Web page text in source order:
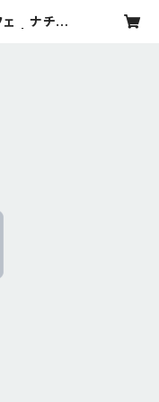
ェ ナチュ